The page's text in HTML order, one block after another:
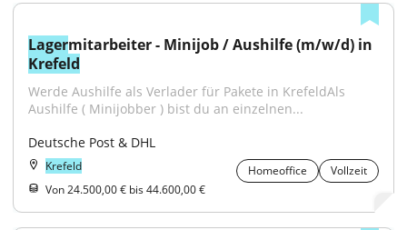
Lager
Krefeld
Werde Aushilfe als Verlader für Pakete in KrefeldAls
Aushilfe ( Minijobber ) bist du an einzelnen...
Deutsche Post & DHL
Krefeld Homeoffice
Vollzeit
Von 24.500,00 € bis 44.600,00 €